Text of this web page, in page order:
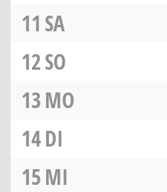
11 SA
12SO
13MO
14DI
15MI